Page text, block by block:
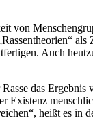
von
Auch
das Ergebnis
heißt es in